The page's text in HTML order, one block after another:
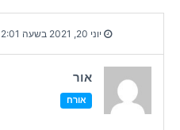
יוני 20, 2021 בשעה 2:01 pm
אור
אורח